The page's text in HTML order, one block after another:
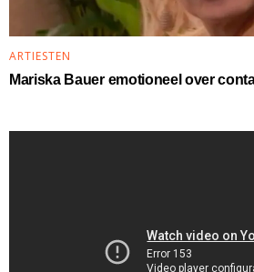
ARTIESTEN
Mariska Bauer emotioneel over